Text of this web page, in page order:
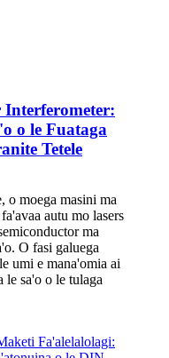
Interferometer:
o le Fuataga
Tetele
o moega masini ma
autu mo lasers
ma
O fasi galuega
umi e mana'omia ai
le sa'o o le tulaga